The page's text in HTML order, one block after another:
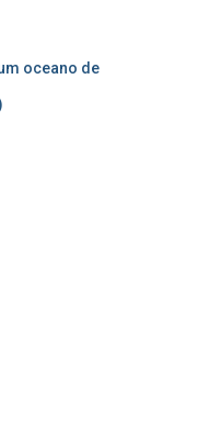
oceano de